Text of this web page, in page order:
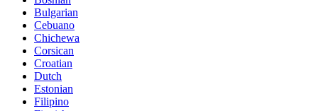
Bulgarian
Cebuano
Chichewa
Corsican
Croatian
Dutch
Estonian
Filipino